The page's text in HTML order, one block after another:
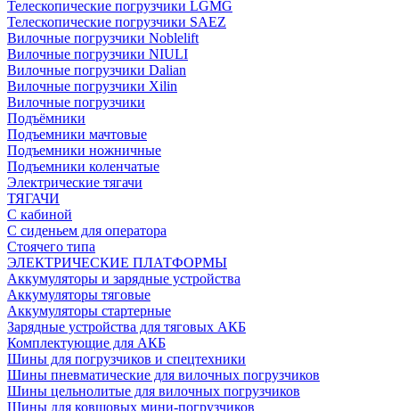
Телескопические погрузчики LGMG
Телескопические погрузчики SAEZ
Вилочные погрузчики Noblelift
Вилочные погрузчики NIULI
Вилочные погрузчики Dalian
Вилочные погрузчики Xilin
Вилочные погрузчики
Подъёмники
Подъемники мачтовые
Подъемники ножничные
Подъемники коленчатые
Электрические тягачи
ТЯГАЧИ
С кабиной
С сиденьем для оператора
Стоячего типа
ЭЛЕКТРИЧЕСКИЕ ПЛАТФОРМЫ
Аккумуляторы и зарядные устройства
Аккумуляторы тяговые
Аккумуляторы стартерные
Зарядные устройства для тяговых АКБ
Комплектующие для АКБ
Шины для погрузчиков и спецтехники
Шины пневматические для вилочных погрузчиков
Шины цельнолитые для вилочных погрузчиков
Шины для ковшовых мини-погрузчиков